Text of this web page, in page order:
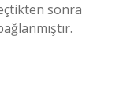
sonra